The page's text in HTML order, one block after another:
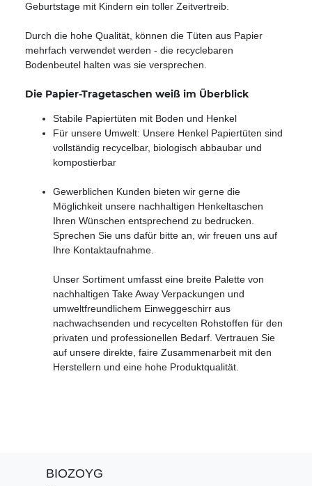
Geburtstage mit Kindern ein toller Zeitvertreib.
Durch die hohe Qualität, können die Tüten aus Papier
mehrfach verwendet werden - die recyclebaren
Bodenbeutel halten was sie versprechen.
Die Papier-Tragetaschen weiß im Überblick
Stabile Papiertüten mit Boden und Henkel
Für unsere Umwelt: Unsere Henkel Papiertüten sind
vollständig recycelbar, biologisch abbaubar und
kompostierbar
Gewerblichen Kunden bieten wir gerne die
Möglichkeit unsere nachhaltigen Henkeltaschen
Ihren Wünschen entsprechend zu bedrucken.
Sprechen Sie uns dafür bitte an, wir freuen uns auf
Ihre Kontaktaufnahme.
Unser Sortiment umfasst eine breite Palette von
nachhaltigen Take Away Verpackungen und
umweltfreundlichem Einweggeschirr aus
nachwachsenden und recycelten Rohstoffen für den
privaten und professionellen Bedarf. Vertrauen Sie
auf unsere direkte, faire Zusammenarbeit mit den
Herstellern und eine hohe Produktqualität.
BIOZOYG